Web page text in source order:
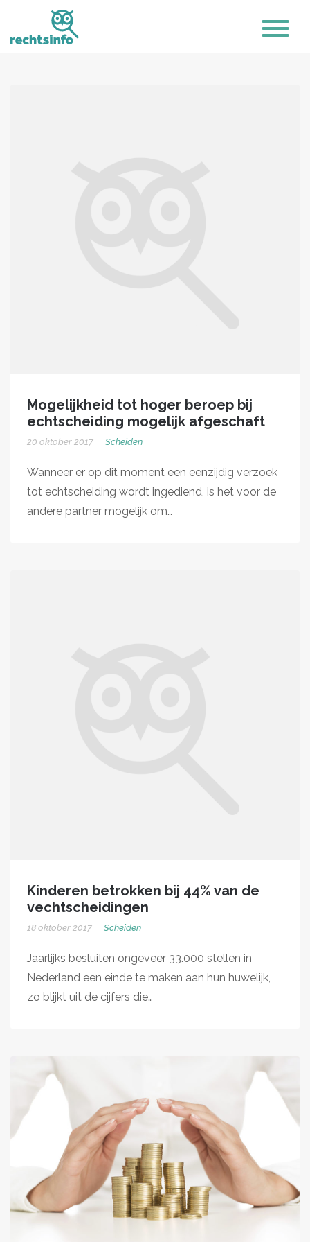
Mogelijkheid tot hoger beroep bij
echtscheiding mogelijk afgeschaft
20 oktober 2017 Scheiden
Wanneer er op dit moment een eenzijdig verzoek
tot echtscheiding wordt ingediend, is het voor de
andere partner mogelijk om…
Kinderen betrokken bij 44% van de
vechtscheidingen
18 oktober 2017 Scheiden
Jaarlijks besluiten ongeveer 33.000 stellen in
Nederland een einde te maken aan hun huwelijk,
zo blijkt uit de cijfers die…